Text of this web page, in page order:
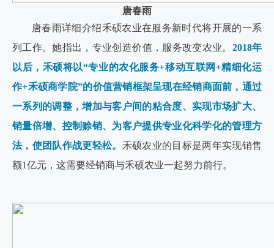
唐春雨
唐春雨详细介绍禾硕农业在服务新时代将开展的一系
列工作。她指出，专业创造价值，服务改变农业。 2018年
以后，禾硕将以“专业的农化服务+移动互联网+精细化运
作+禾硕商学院”的价值营销框架呈现在经销商面前，通过
一系列的调整，增加与客户间的粘合度、实现市场扩大、
销量倍增、控制赊销、为客户提供专业化科学化的管理方
法，使团队作战更轻松。 禾硕农业的目标是两年实现销售
额1亿元，这需要经销商与禾硕农业一起努力前行。